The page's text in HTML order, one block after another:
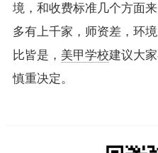
境，和收费标准几个方面
多有上千家，师资差，环
比皆是， 美甲学校建议大
慎重决定。